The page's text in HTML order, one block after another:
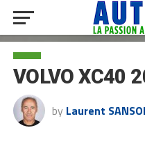
VOLVO XC40
by Laurent